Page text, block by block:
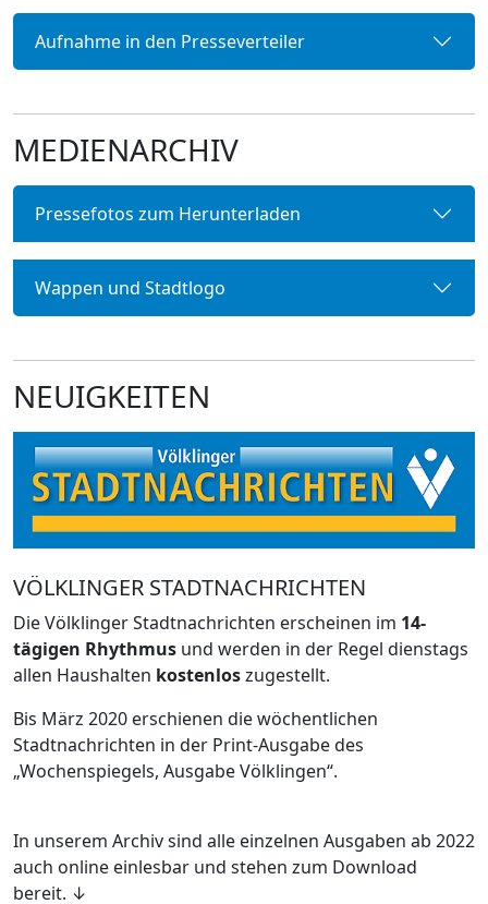
Aufnahme in den Presseverteiler
MEDIENARCHIV
Pressefotos zum Herunterladen
Wappen und Stadtlogo
NEUIGKEITEN
VÖLKLINGER STADTNACHRICHTEN
Die Völklinger Stadtnachrichten erscheinen im 14-
tägigen Rhythmus und werden in der Regel dienstags
allen Haushalten kostenloszugestellt.
Bis März 2020 erschienen die wöchentlichen
Stadtnachrichten in der Print-Ausgabe des
„Wochenspiegels, Ausgabe Völklingen“.
In unserem Archiv sind alle einzelnen Ausgaben ab 2022
auch online einlesbar und stehen zum Download
bereit. ↓